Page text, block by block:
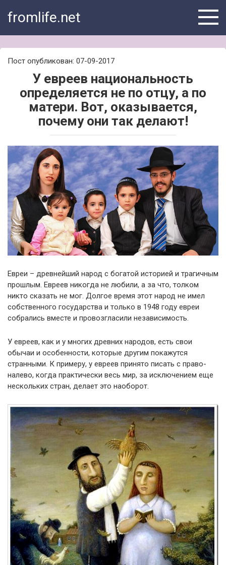
fromlife.net
Пост опубликован: 07-09-2017
У евреев национальность
определяется не по отцу, а по
матери. Вот, оказывается,
почему они так делают!
Евреи – древнейший народ с богатой историей и трагичным
прошлым. Евреев никогда не любили, а за что, толком
никто сказать не мог. Долгое время этот народ не имел
собственного государства и только в 1948 году евреи
собрались вместе и провозгласили независимость.
У евреев, как и у многих древних народов, есть свои
обычаи и особенности, которые другим покажутся
странными. К примеру, у евреев принято писать с право-
налево, когда практически весь мир, за исключением еще
нескольких стран, делает это наоборот.